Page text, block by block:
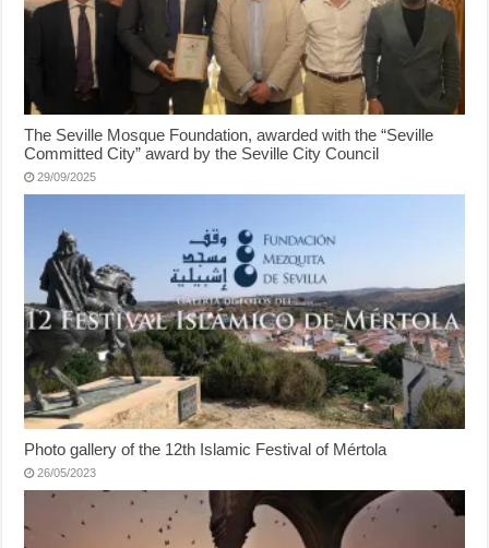
The Seville Mosque Foundation, awarded with the “Seville
Committed City” award by the Seville City Council
29/09/2025
Photo gallery of the 12th Islamic Festival of Mértola
26/05/2023